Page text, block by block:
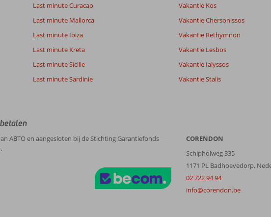
Kindvriendelijk 6,8
Wifi kwaliteit
7,9
Filter reisgezelschap
Alle
Sorteren op
datum (nieuw > oud)
Last minute Curacao
Last minute Mallorca
Last minute Ibiza
Last minute Kreta
Last minute Sicilie
Last minute Sardinie
Vakantie Kos
Vakantie Chersonissos
Vakantie Rethymnon
Vakantie Lesbos
Vakantie Ialyssos
Vakantie Stalis
ABTO en aangesloten bij de Stichting Garantiefonds
CORENDON
Schipholweg 335
1171 PL Badhoevedorp,
02 722 94 94
info@corendon.be